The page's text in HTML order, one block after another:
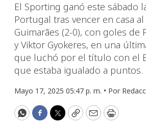
El Sporting ganó este sábado
Portugal tras vencer en casa al
Guimarães (2-0), con goles de
y Viktor Gyokeres, en una
que luchó por el título con el
que estaba igualado a puntos.
Mayo 17, 2025 05:47 p. m. • Por
WhatsApp
Facebook
Twitter
CopyEmailPrint